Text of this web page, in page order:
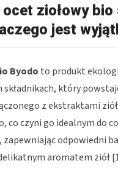
ziołowy bio
jest
Byodo to produkt
który
z ekstraktami
co czyni go idealnym do
zapewniając odpowiedni
aromatem ziół